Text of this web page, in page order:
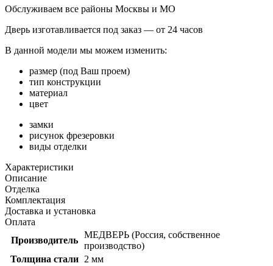
Обслуживаем все районы Москвы и МО
Дверь изготавливается под заказ — от 24 часов
В данной модели мы можем изменить:
размер (под Ваш проем)
тип конструкции
материал
цвет
замки
рисунок фрезеровки
виды отделки
Характеристики
Описание
Отделка
Комплектация
Доставка и установка
Оплата
Производитель
МЕДВЕРЬ (Россия, собственное
производство)
Толщина стали
2 мм